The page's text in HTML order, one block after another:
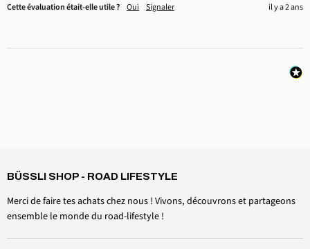
Cette évaluation était-elle utile ? Oui Signaler il y a 2 ans
BÜSSLI SHOP - ROAD LIFESTYLE
Merci de faire tes achats chez nous ! Vivons, découvrons et partageons
ensemble le monde du road-lifestyle !
Daniel Aeschbach
Accessoires casquette de toit Kit de serrage pare-brise
Tout est parfait, comme prévu
Utile ? Oui Partager
Twitter
Suisse, le 6 août 2026